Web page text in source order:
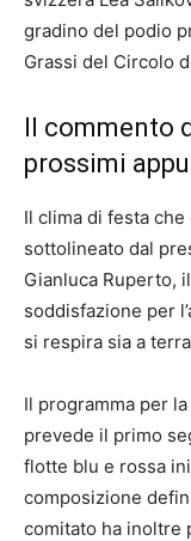
gradino del podio
Grassi del Circolo
Il commento
prossimi
Il clima di festa
sottolineato dal
Gianluca Ruperto,
soddisfazione per
si respira sia a
Il programma per
prevede il primo
flotte blu e rossa
composizione
comitato ha inoltre